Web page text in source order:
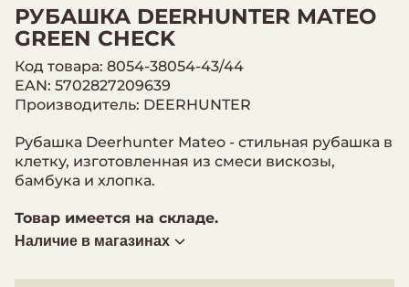
РУБАШКА DEERHUNTER MATEO
GREEN CHECK
Код товара: 8054-38054-43/44
EAN: 5702827209639
Производитель: DEERHUNTER
Рубашка Deerhunter Mateo - стильная рубашка в
клетку, изготовленная из смеси вискозы,
бамбука и хлопка.
Товар имеется на складе.
Наличие в магазинах